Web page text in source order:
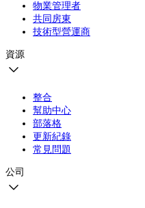
物業管理者
共同房東
技術型營運商
資源
整合
幫助中心
部落格
更新紀錄
常見問題
公司